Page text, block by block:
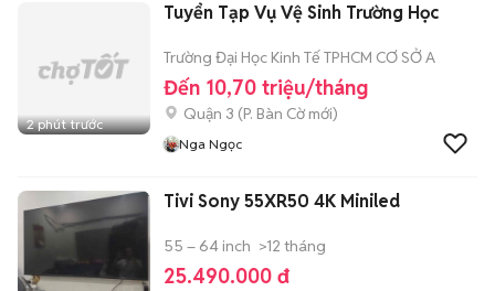
2 phút trước
Tuyển Tạp Vụ Vệ Sinh Trường Học
Trường Đại Học Kinh Tế TPHCM CƠ SỞ A
Đến 10,70 triệu/tháng
Quận 3 (P. Bàn Cờmới)
Nga Ngọc
Tivi Sony 55XR50 4K Miniled
55 – 64 inch >12 tháng
25.490.000 đ